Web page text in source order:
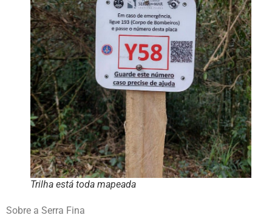
Trilha está toda mapeada
Sobre a Serra Fina